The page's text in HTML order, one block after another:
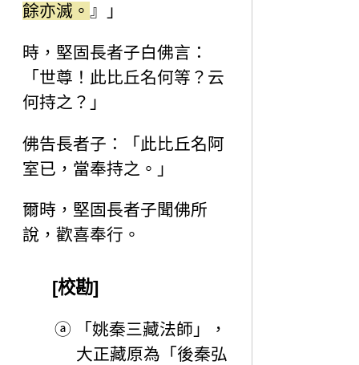
餘亦滅。 』」
時，堅固長者子白佛言：
「世尊！此比丘名何等？云
何持之？」
佛告長者子：「此比丘名阿
室已，當奉持之。」
爾時，堅固長者子聞佛所
說，歡喜奉行。
[校勘]
ⓐ
「姚秦三藏法師」，
大正藏原為「後秦弘